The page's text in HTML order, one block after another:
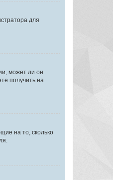
для
может ли он
получить на
на то, сколько